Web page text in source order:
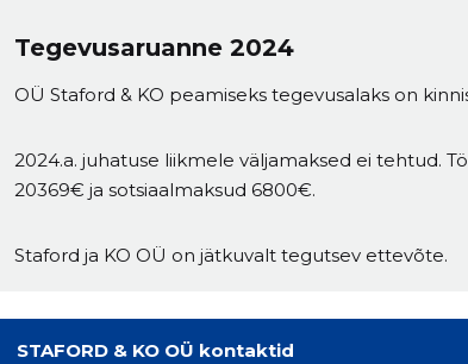
Tegevusaruanne 2024
OÜ Staford & KO peamiseks tegevusalaks on
2024.a. juhatuse liikmele väljamaksed ei tehtud.
20369€ ja sotsiaalmaksud 6800€.
Staford ja KO OÜ on jätkuvalt tegutsev ettevõte.
STAFORD & KO OÜ kontaktid